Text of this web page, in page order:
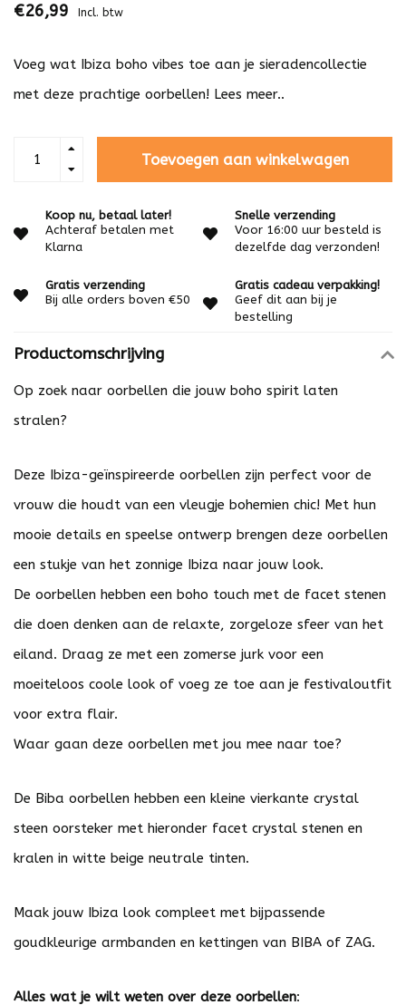
€26,99 Incl. btw
Voeg wat Ibiza boho vibes toe aan je sieradencollectie
met deze prachtige oorbellen! Lees meer..
Toevoegen aan winkelwagen
Koop nu, betaal later!
Achteraf betalen met
Klarna
Snelle verzending
Voor 16:00 uur besteld is
dezelfde dag verzonden!
Gratis verzending
Bij alle orders boven €50
Gratis cadeau verpakking!
Geef dit aan bij je
bestelling
Productomschrijving
Op zoek naar oorbellen die jouw boho spirit laten
stralen?
Deze Ibiza-geïnspireerde oorbellen zijn perfect voor de
vrouw die houdt van een vleugje bohemien chic! Met hun
mooie details en speelse ontwerp brengen deze oorbellen
een stukje van het zonnige Ibiza naar jouw look.
De oorbellen hebben een boho touch met de facet stenen
die doen denken aan de relaxte, zorgeloze sfeer van het
eiland. Draag ze met een zomerse jurk voor een
moeiteloos coole look of voeg ze toe aan je festivaloutfit
voor extra flair.
Waar gaan deze oorbellen met jou mee naar toe?
De Biba oorbellen hebben een kleine vierkante crystal
steen oorsteker met hieronder facet crystal stenen en
kralen in witte beige neutrale tinten.
Maak jouw Ibiza look compleet met bijpassende
goudkleurige armbanden en kettingen van BIBA of ZAG.
Alles wat je wilt weten over deze oorbellen: